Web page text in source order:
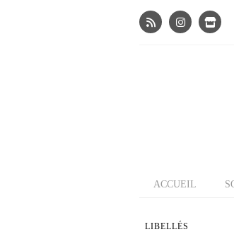
ACCUEIL
LIBELLÉS